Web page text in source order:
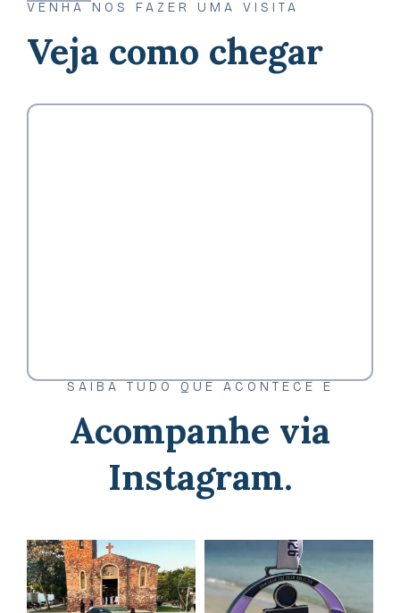
VENHA NOS FAZER UMA VISITA
Veja como chegar
SAIBA TUDO QUE ACONTECE E
Acompanhe via
Instagram.